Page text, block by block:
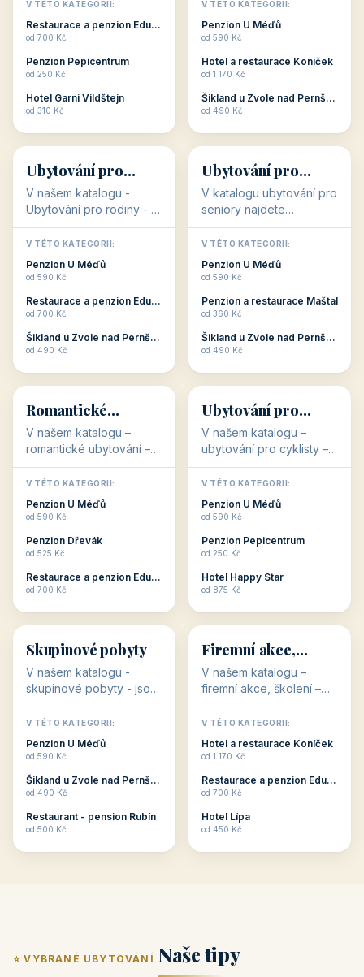
dovolenou přímo
souvisejí. Aktivní
odpočinek jso...
V TÉTO KATEGORII:
Restaurace a penzion Eduard
od 700 Kč
Penzion Pepicentrum
od 250 Kč
Hotel Garni Vildštejn
od 310 Kč
cenově dostupné
ubytování v ČR. Budete
c...
V TÉTO KATEGORII:
Penzion U Méďů
od 590 Kč
Hotel a restaurace Koníček
od 1 170 Kč
Šikland u Zvole nad Pernštejnem
od 490 Kč
👨‍👩‍👧‍👦
👨‍👩‍👧‍👦
34 objektů
Ubytování pro
rodiny
V našem katalogu -
Ubytování pro rodiny -
jsou pro Vás připraveny
objekty, které svojí
polohou či vybaveností,
nabízí klidné ubytování
V TÉTO KATEGORII:
Penzion U Méďů
od 590 Kč
Restaurace a penzion Eduard
od 700 Kč
Šikland u Zvole nad Pernštejnem
od 490 Kč
🧓
🧓
33 objektů
Ubytování pro
seniory
V katalogu ubytování pro
seniory najdete
penziony a hotely, které
jsou přizpůsobeny pro
ubytování klientů vyššího
věku. Některé z nich
V TÉTO KATEGORII:
Penzion U Méďů
od 590 Kč
Penzion a restaurace Maštal
od 360 Kč
Šikland u Zvole nad Pernštejnem
od 490 Kč
💕
💕
Romantické
ubytování
V našem katalogu –
romantické ubytování –
jsou pro Vás připraveny
objekty, které svojí
stavbou, polohou anebo
zaměřením nabízí
Romantické ...
V TÉTO KATEGORII:
Penzion U Méďů
od 590 Kč
Penzion Dřevák
od 525 Kč
Restaurace a penzion Eduard
od 700 Kč
🚴
🚴
32 objektů
Ubytování pro
cyklisty
V našem katalogu –
ubytování pro cyklisty –
jsou pro Vás připraveny
objekty, které jsou na
milovníky cykloturistiky
připraveny. Většinou mají
V TÉTO KATEGORII:
Penzion U Méďů
od 590 Kč
Penzion Pepicentrum
od 250 Kč
Hotel Happy Star
od 875 Kč
👥
👥
32 objektů
Skupinové pobyty
V našem katalogu -
skupinové pobyty - jsou
pro Vás připraveny
objekty, které nabízí
ubytování skupin v
penzionech, hotelích a
Budete překva...
V TÉTO KATEGORII:
Penzion U Méďů
od 590 Kč
Šikland u Zvole nad Pernštejnem
od 490 Kč
Restaurant - pension Rubín
od 500 Kč
💼
💼
31 objektů
Firemní akce,
školení
V našem katalogu –
firemní akce, školení –
jsou pro Vás připraveny
objekty, které mají
zkušenosti pořádat i
menší firemní akce a
ob...
V TÉTO KATEGORII:
Hotel a restaurace Koníček
od 1 170 Kč
Restaurace a penzion Eduard
od 700 Kč
Hotel Lípa
od 450 Kč
⭐ VYBRANÉ UBYTOVÁNÍ Naše tipy